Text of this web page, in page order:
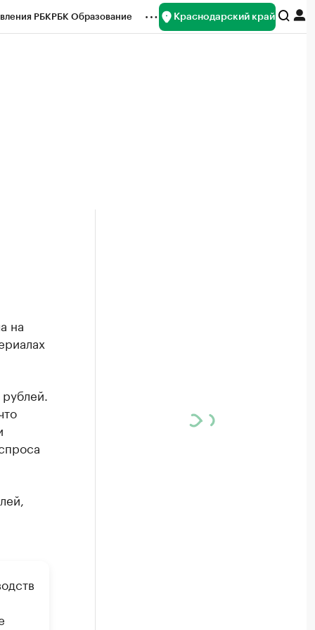
РБКРБК Образование Краснодарский край
на